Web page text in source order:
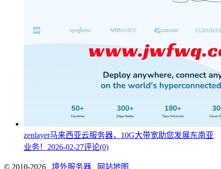
zenlayer马来西亚云服务器，10G大带宽助您发展东南亚
业务！ 2026-02-27评论(0)
© 2010-2026 境外服务器 网站地图